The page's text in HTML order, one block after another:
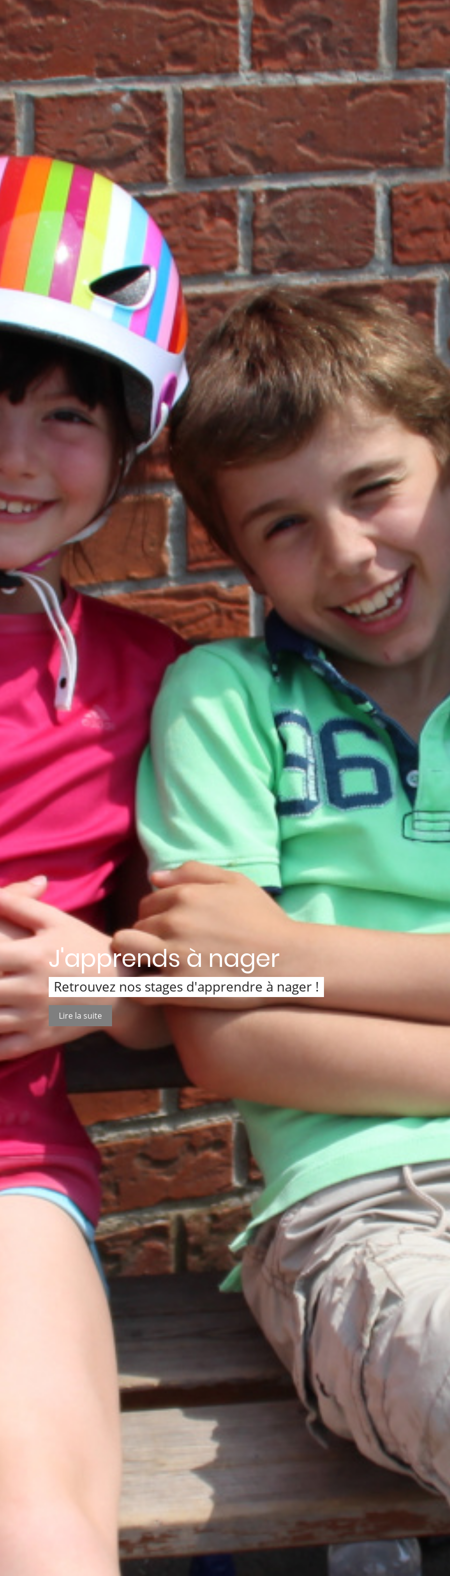
J'apprends à nager
Retrouvez nos stages d'apprendre à nager !
Lire la suite